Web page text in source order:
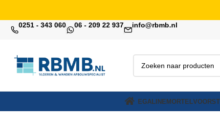
0251 - 343 060 06 - 209 22 937 info@rbmb.nl
EGALINEMORTEL